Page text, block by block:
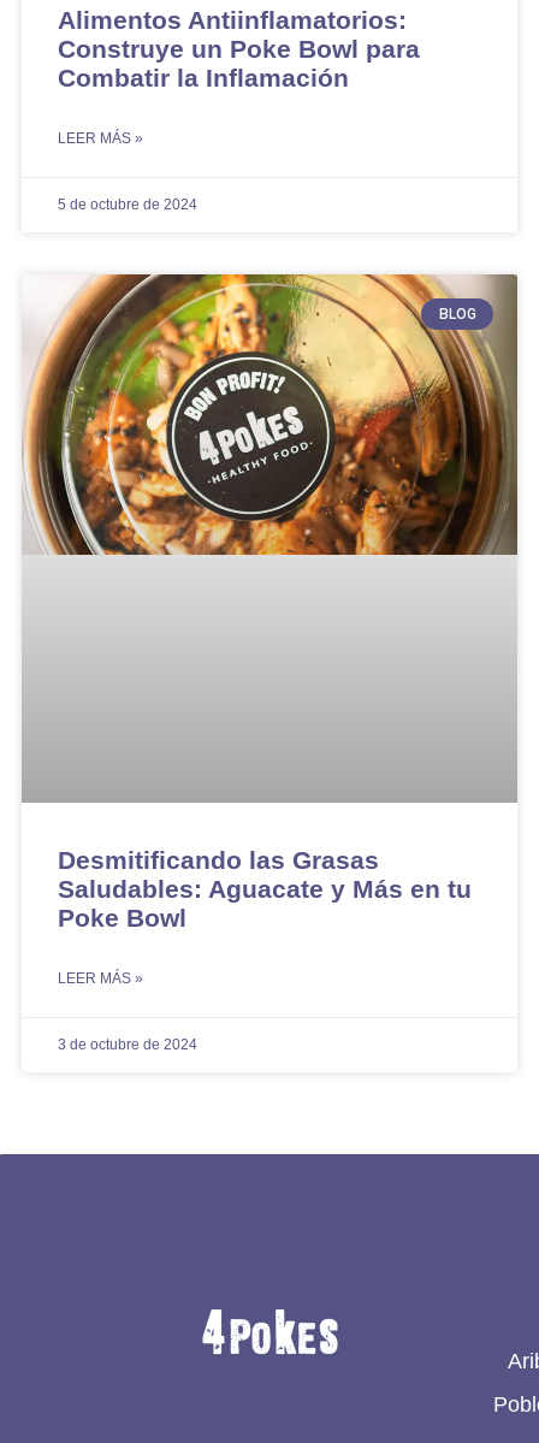
Alimentos Antiinflamatorios:
Construye un Poke Bowl para
Combatir la Inflamación
LEER MÁS »
5 de octubre de 2024
BLOG
Desmitificando las Grasas
Saludables: Aguacate y Más en tu
Poke Bowl
LEER MÁS »
3 de octubre de 2024